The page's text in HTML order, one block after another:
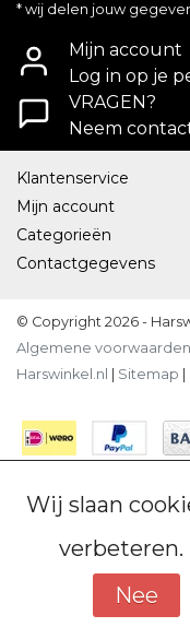
* wij delen jouw
Mijn account
Log in op je
VRAGEN?
Neem
Klantenservice
Mijn account
Categorieën
Contactgegevens
© Copyright 2026 -
Algemene voorwaarden
Harswinkel.nl
Sitemap
Wij slaan
verbeteren.
Nee